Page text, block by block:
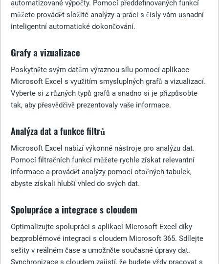
automatizované výpočty. Pomocí předdefinovaných funkcí
můžete provádět složité analýzy a práci s čísly vám usnadní
inteligentní automatické dokončování.
Grafy a vizualizace
Poskytněte svým datům výraznou sílu pomocí aplikace
Microsoft Excel s využitím smysluplných grafů a vizualizací.
Vyberte si z různých typů grafů a snadno si je přizpůsobte
tak, aby přesvědčivě prezentovaly vaše informace.
Analýza dat a funkce filtrů
Microsoft Excel nabízí výkonné nástroje pro analýzu dat.
Pomocí filtračních funkcí můžete rychle získat relevantní
informace a provádět analýzy pomocí otočných tabulek,
abyste získali hlubší vhled do svých dat.
Spolupráce a integrace s cloudem
Optimalizujte spolupráci s aplikací Microsoft Excel díky
bezproblémové integraci s cloudem Microsoft 365. Sdílejte
sešity v reálném čase a umožněte současné úpravy dat.
Synchronizace s cloudem zajistí, že budete vždy pracovat s